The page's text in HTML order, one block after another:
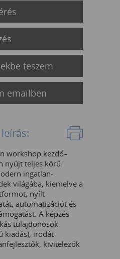
teszem
emailben
workshop kezdő–
nyújt teljes körű
ingatlan-
világába, kiemelve a
nyílt
automatizációt és
A képzés
tulajdonosok
kiadás), irodát
kivitelezők